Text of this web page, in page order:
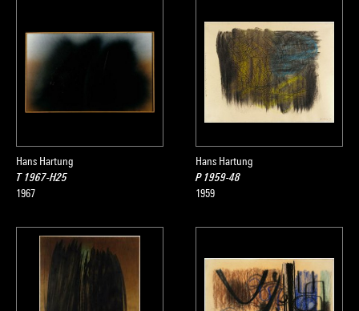
Hans Hartung
T 1967-H25
1967
Hans Hartung
P 1959-48
1959